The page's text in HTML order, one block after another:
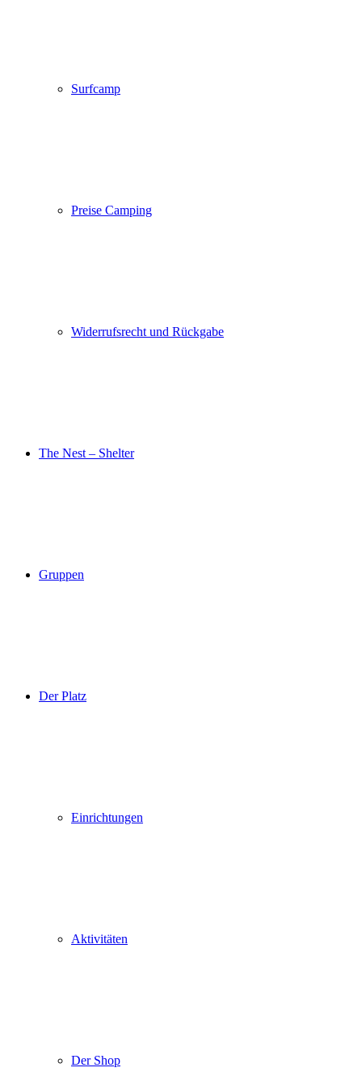
Surfcamp
Preise Camping
Widerrufsrecht und Rückgabe
The Nest – Shelter
Gruppen
Der Platz
Einrichtungen
Aktivitäten
Der Shop